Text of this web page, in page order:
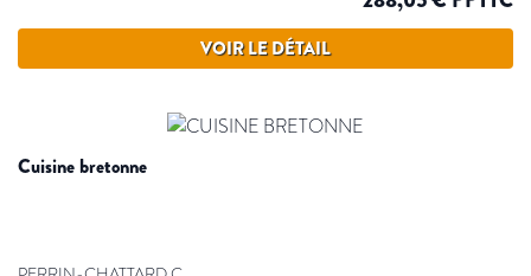
VOIR LE DÉTAIL
cuisine bretonne